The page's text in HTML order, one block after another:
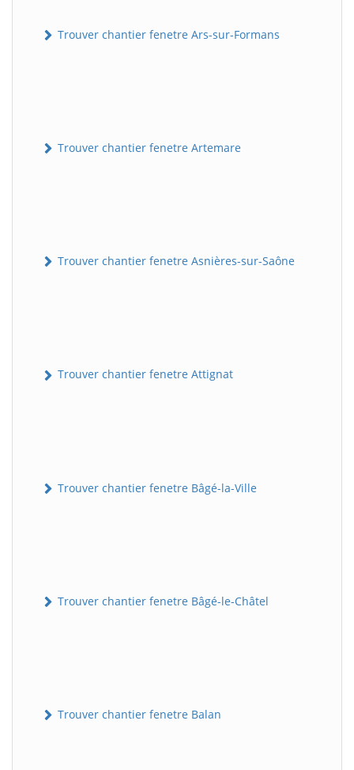
Trouver chantier fenetre Ars-sur-Formans
Trouver chantier fenetre Artemare
Trouver chantier fenetre Asnières-sur-Saône
Trouver chantier fenetre Attignat
Trouver chantier fenetre Bâgé-la-Ville
Trouver chantier fenetre Bâgé-le-Châtel
Trouver chantier fenetre Balan